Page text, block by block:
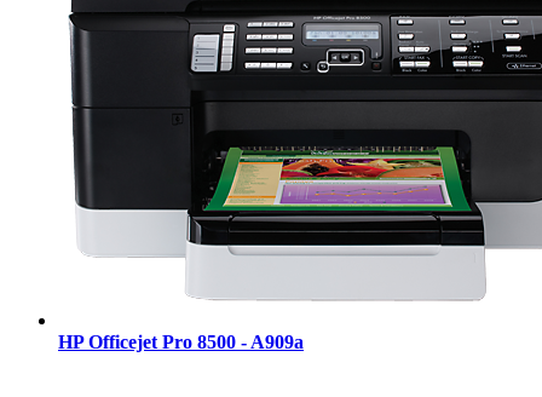
HP Officejet Pro 8500 - A909a